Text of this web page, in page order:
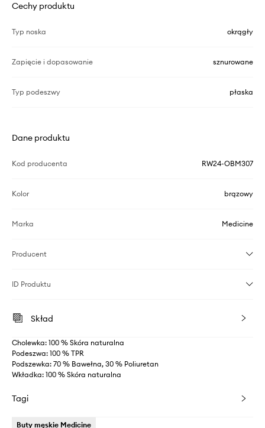
Cechy produktu
Typ noska okrągły
Zapięcie i dopasowanie sznurowane
Typ podeszwy płaska
Dane produktu
Kod producenta RW24-OBM307
Kolor brązowy
Marka Medicine
Producent
ID Produktu
Skład
Cholewka: 100 % Skóra naturalna
Podeszwa: 100 % TPR
Podszewka: 70 % Bawełna, 30 % Poliuretan
Wkładka: 100 % Skóra naturalna
Tagi
Buty męskie Medicine